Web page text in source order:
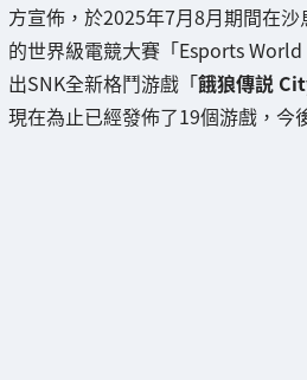
方宣佈，於2025年7月8月期間在
的世界級電競大賽「Esports
出SNK全新格鬥游戲「餓狼傳説
現在為止已經發佈了19個游戲，今